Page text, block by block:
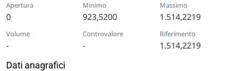
Apertura
0
Minimo
923,5200
Massimo
1.514,2219
Volume
-
Controvalore
-
Riferimento
1.514,2219
Dati anagrafici